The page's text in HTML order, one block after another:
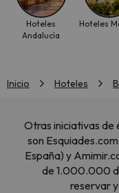
Hoteles
Andalucía
Hoteles
Inicio Hoteles
Otras iniciativas de
son
España) y
de 1.000.000
reservar